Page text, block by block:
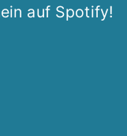
auf Spotify!